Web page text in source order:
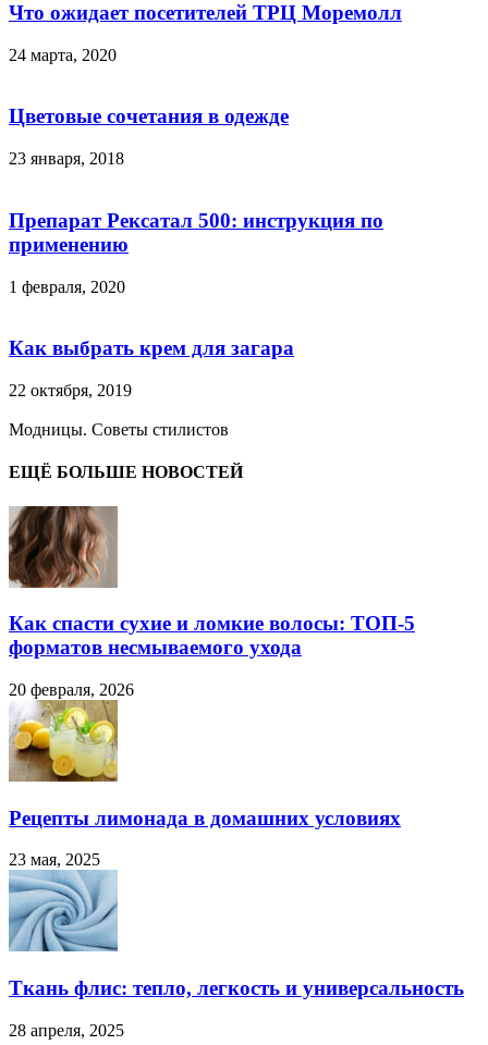
Что ожидает посетителей ТРЦ Моремолл
24 марта, 2020
Цветовые сочетания в одежде
23 января, 2018
Препарат Рексатал 500: инструкция по
применению
1 февраля, 2020
Как выбрать крем для загара
22 октября, 2019
Модницы. Советы стилистов
ЕЩЁ БОЛЬШЕ НОВОСТЕЙ
Как спасти сухие и ломкие волосы: ТОП-5
форматов несмываемого ухода
20 февраля, 2026
Рецепты лимонада в домашних условиях
23 мая, 2025
Ткань флис: тепло, легкость и универсальность
28 апреля, 2025